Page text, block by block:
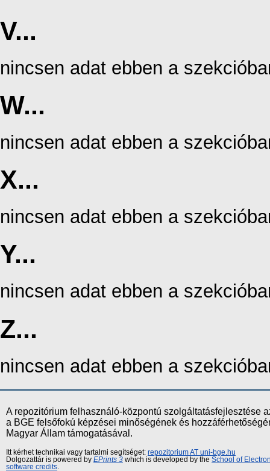
V...
nincsen adat ebben a
W...
nincsen adat ebben a
X...
nincsen adat ebben a
Y...
nincsen adat ebben a
Z...
nincsen adat ebben a
A repozitórium felhasználó-központú szolgáltatásfejlesztése
a BGE felsőfokú képzései minőségének és
Magyar Állam támogatásával.
Itt kérhet technikai vagy tartalmi segítséget: repozitorium AT uni-bge.hu
Dolgozattár is powered by EPrints 3 which is developed by the School of
software credits